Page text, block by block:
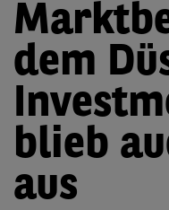
dem
blieb
aus